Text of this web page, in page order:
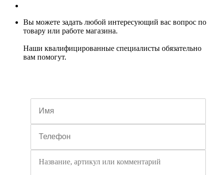
Вы можете задать любой интересующий вас вопрос по
товару или работе магазина.
Наши квалифицированные специалисты обязательно
вам помогут.